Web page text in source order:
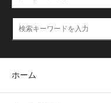
ホーム